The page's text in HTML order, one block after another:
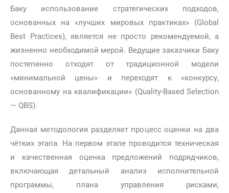
Баку использование стратегических подходов,
основанных на «лучших мировых практиках» (Global
Best Practices), является не просто рекомендуемой, а
жизненно необходимой мерой. Ведущие заказчики Баку
постепенно отходят от традиционной модели
«минимальной цены» и переходят к «конкурсу,
основанному на квалификации» (Quality-Based Selection
— QBS).
Данная методология разделяет процесс оценки на два
чётких этапа. На первом этапе проводится техническая
и качественная оценка предложений подрядчиков,
включающая детальный анализ исполнительной
программы, плана управления рисками,